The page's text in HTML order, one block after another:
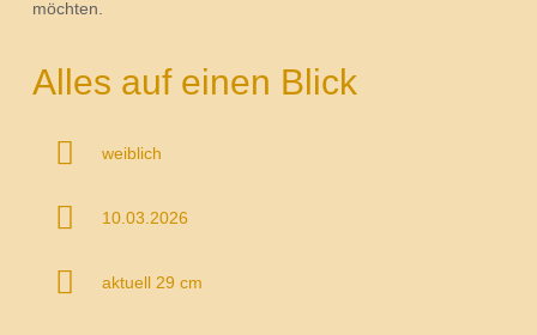
möchten.
Alles auf einen Blick
weiblich
10.03.2026
aktuell 29 cm